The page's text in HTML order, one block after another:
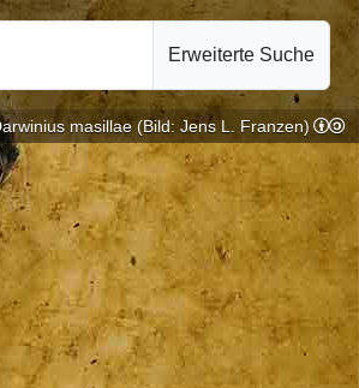
Erweiterte Suche
masillae (Bild: Jens L. Franzen)